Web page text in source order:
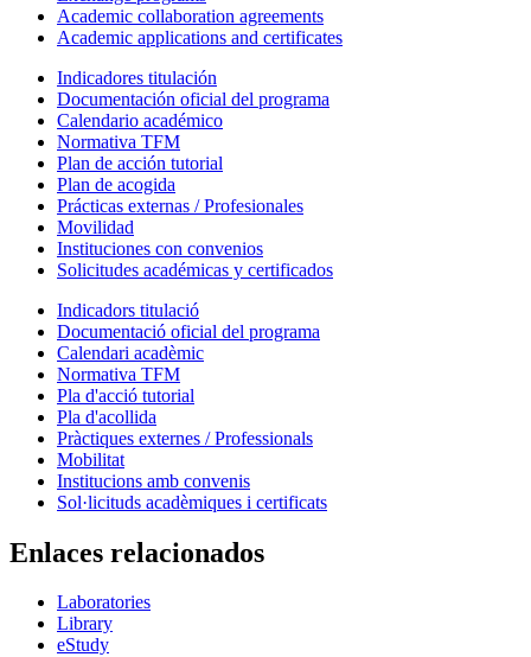
Academic collaboration agreements
Academic applications and certificates
Indicadores titulación
Documentación oficial del programa
Calendario académico
Normativa TFM
Plan de acción tutorial
Plan de acogida
Prácticas externas / Profesionales
Movilidad
Instituciones con convenios
Solicitudes académicas y certificados
Indicadors titulació
Documentació oficial del programa
Calendari acadèmic
Normativa TFM
Pla d'acció tutorial
Pla d'acollida
Pràctiques externes / Professionals
Mobilitat
Institucions amb convenis
Sol·licituds acadèmiques i certificats
Enlaces relacionados
Laboratories
Library
eStudy